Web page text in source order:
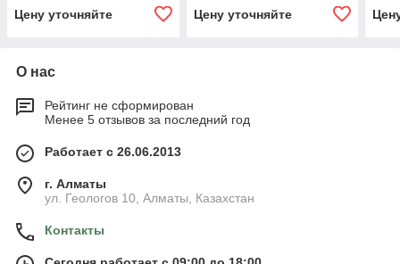
Цену уточняйте
Цену уточняйте
О нас
Рейтинг не сформирован
Менее 5 отзывов за последний год
Работает с 26.06.2013
г. Алматы
ул. Геологов 10, Алматы, Казахстан
Контакты